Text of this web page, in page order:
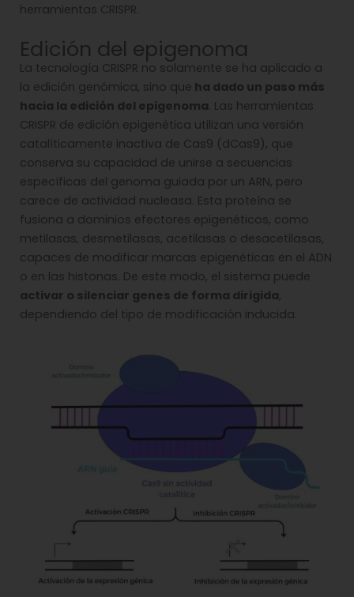
herramientas CRISPR.
Edición del epigenoma
La tecnología CRISPR no solamente se ha aplicado a
la edición genómica, sino que ha dado un paso más
hacia la edición del epigenoma. Las herramientas
CRISPR de edición epigenética utilizan una versión
catalíticamente inactiva de Cas9 (dCas9), que
conserva su capacidad de unirse a secuencias
específicas del genoma guiada por un ARN, pero
carece de actividad nucleasa. Esta proteína se
fusiona a dominios efectores epigenéticos, como
metilasas, desmetilasas, acetilasas o desacetilasas,
capaces de modificar marcas epigenéticas en el ADN
o en las histonas. De este modo, el sistema puede
activar o silenciar genes de forma dirigida,
dependiendo del tipo de modificación inducida.